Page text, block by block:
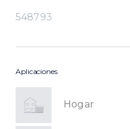
548793
Aplicaciones
Hogar